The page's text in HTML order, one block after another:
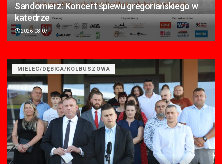
Sandomierz: Koncert śpiewu gregoriańskiego w
katedrze
2026-08-07
MIELEC/DĘBICA/KOLBUSZOWA